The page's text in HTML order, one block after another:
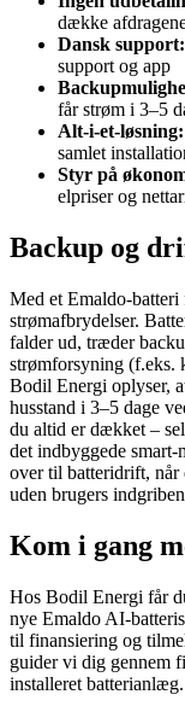
dække
Dansk support:
support og app
får strøm i 3–5
Alt-i-et-løsning:
samlet
Styr på
elpriser og
Backup og
Med et Emaldo-batteri
strømafbrydelser.
falder ud, træder
strømforsyning (f.eks.
Bodil Energi oplyser,
husstand i 3–5 dage
du altid er dækket –
det indbyggede smart-
over til batteridrift, når
uden brugers
Kom i gang
Hos Bodil Energi får
nye Emaldo AI-
til finansiering og
guider vi dig gennem
installeret batterianlæg.